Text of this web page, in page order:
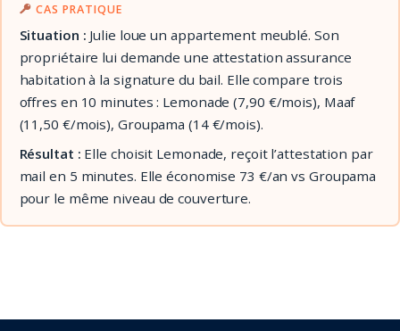
CAS PRATIQUE
Situation : Julie loue un appartement meublé. Son
propriétaire lui demande une attestation assurance
habitation à la signature du bail. Elle compare trois
offres en 10 minutes : Lemonade (7,90 €/mois), Maaf
(11,50 €/mois), Groupama (14 €/mois).
Résultat : Elle choisit Lemonade, reçoit l’attestation par
mail en 5 minutes. Elle économise 73 €/an vs Groupama
pour le même niveau de couverture.